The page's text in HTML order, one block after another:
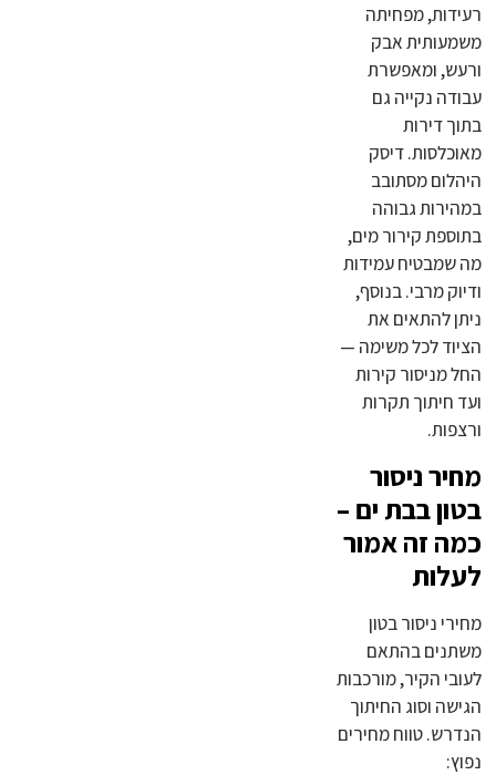
רעידות, מפחיתה
משמעותית אבק
ורעש, ומאפשרת
עבודה נקייה גם
בתוך דירות
מאוכלסות. דיסק
היהלום מסתובב
במהירות גבוהה
בתוספת קירור מים,
מה שמבטיח עמידות
ודיוק מרבי. בנוסף,
ניתן להתאים את
הציוד לכל משימה —
החל מניסור קירות
ועד חיתוך תקרות
ורצפות.
מחיר ניסור
בטון בבת ים –
כמה זה אמור
לעלות
מחירי ניסור בטון
משתנים בהתאם
לעובי הקיר, מורכבות
הגישה וסוג החיתוך
הנדרש. טווח מחירים
נפוץ: